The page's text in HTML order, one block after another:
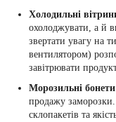
Холодильні
охолоджувати, а й
звертати увагу на
вентилятором)
завітрювати
Морозильні бонети
продажу
склопакетів та